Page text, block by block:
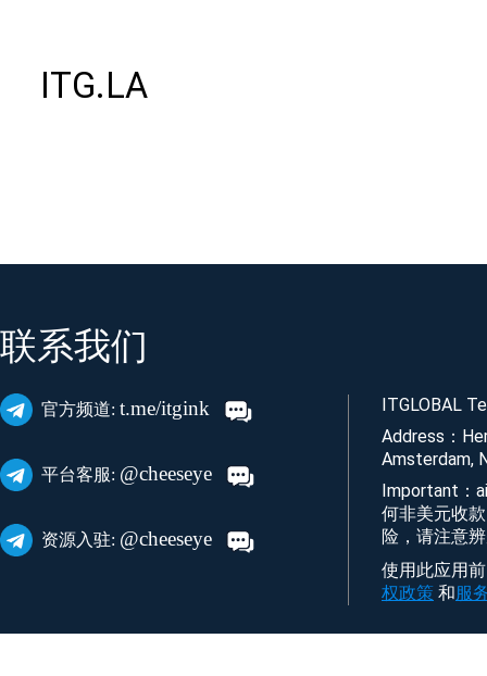
ITG.LA
联系我们
官方频道: t.me/itgink
平台客服: @cheeseye
资源入驻: @cheeseye
ITGLOBAL
Address：
Amsterdam,
Important：
何非美元收
险，请注意
使用此应用
权政策 和服